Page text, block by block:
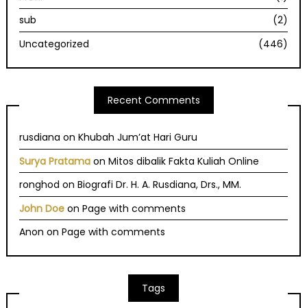
sub
(2)
Uncategorized
(446)
Recent Comments
rusdiana onKhubah Jum’at Hari Guru
Surya Pratama onMitos dibalik Fakta Kuliah Online
ronghod onBiografi Dr. H. A. Rusdiana, Drs., MM.
John Doe onPage with comments
Anon onPage with comments
Tags